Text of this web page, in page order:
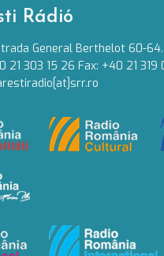
Rádió
General Berthelot 60-64.
21 303 15 26 Fax: +40 21 319